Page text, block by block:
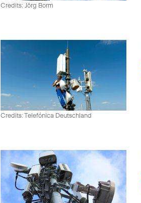
Credits: Jörg Borm
Credits: Telefónica Deutschland